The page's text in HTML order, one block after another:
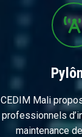
CEDIM Mali
professionnels
maintenance